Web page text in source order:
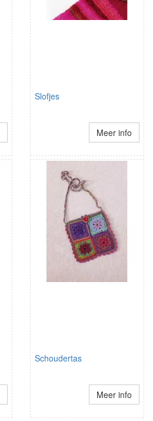
Slofjes
Meer info
Schoudertas
Meer info